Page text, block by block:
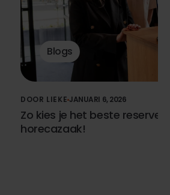
Blogs
DOOR LIEKE JANUARI 6, 2026
Zo kies je het beste
horecazaak!